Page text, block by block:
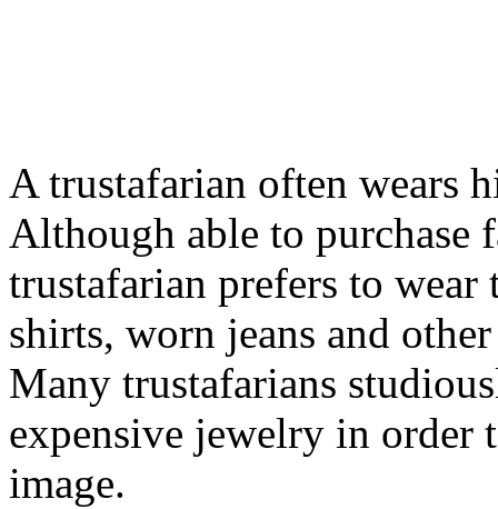
A trustafarian often wears
Although able to purchase
trustafarian prefers to
shirts, worn jeans and
Many trustafarians
expensive jewelry in order
image.